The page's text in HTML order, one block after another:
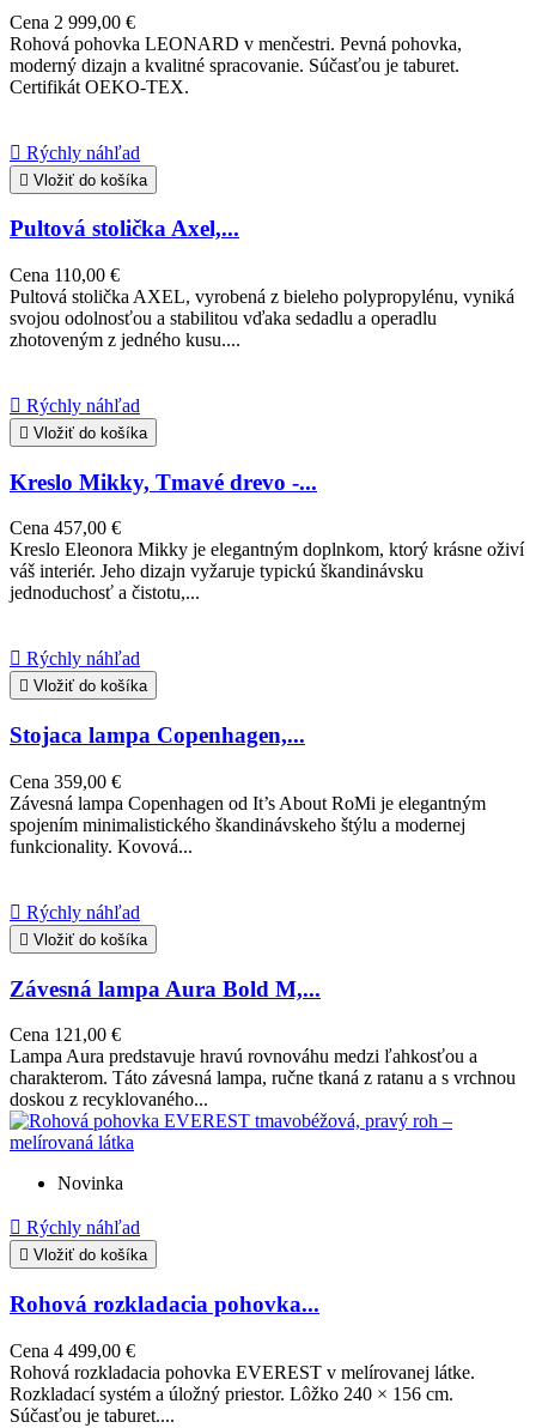
Cena 2 999,00 €
Rohová pohovka LEONARD v menčestri. Pevná pohovka,
moderný dizajn a kvalitné spracovanie. Súčasťou je taburet.
Certifikát OEKO-TEX.
 Rýchly náhľad
 Vložiť do košíka
Pultová stolička Axel,...
Cena 110,00 €
Pultová stolička AXEL, vyrobená z bieleho polypropylénu, vyniká
svojou odolnosťou a stabilitou vďaka sedadlu a operadlu
zhotoveným z jedného kusu....
 Rýchly náhľad
 Vložiť do košíka
Kreslo Mikky, Tmavé drevo -...
Cena 457,00 €
Kreslo Eleonora Mikky je elegantným doplnkom, ktorý krásne oživí
váš interiér. Jeho dizajn vyžaruje typickú škandinávsku
jednoduchosť a čistotu,...
 Rýchly náhľad
 Vložiť do košíka
Stojaca lampa Copenhagen,...
Cena 359,00 €
Závesná lampa Copenhagen od It’s About RoMi je elegantným
spojením minimalistického škandinávskeho štýlu a modernej
funkcionality. Kovová...
 Rýchly náhľad
 Vložiť do košíka
Závesná lampa Aura Bold M,...
Cena 121,00 €
Lampa Aura predstavuje hravú rovnováhu medzi ľahkosťou a
charakterom. Táto závesná lampa, ručne tkaná z ratanu a s vrchnou
doskou z recyklovaného...
Novinka
 Rýchly náhľad
 Vložiť do košíka
Rohová rozkladacia pohovka...
Cena 4 499,00 €
Rohová rozkladacia pohovka EVEREST v melírovanej látke.
Rozkladací systém a úložný priestor. Lôžko 240 × 156 cm.
Súčasťou je taburet....